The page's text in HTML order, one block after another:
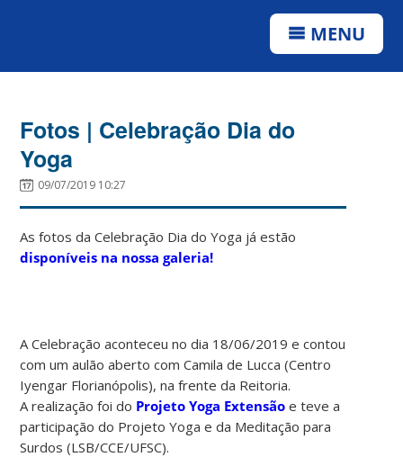
MENU
Fotos | Celebração Dia do
Yoga
09/07/2019 10:27
As fotos da Celebração Dia do Yoga já estão
disponíveis na nossa galeria!
A Celebração aconteceu no dia 18/06/2019 e contou
com um aulão aberto com Camila de Lucca (Centro
Iyengar Florianópolis), na frente da Reitoria.
A realização foi do Projeto Yoga Extensão e teve a
participação do Projeto Yoga e da Meditação para
Surdos (LSB/CCE/UFSC).